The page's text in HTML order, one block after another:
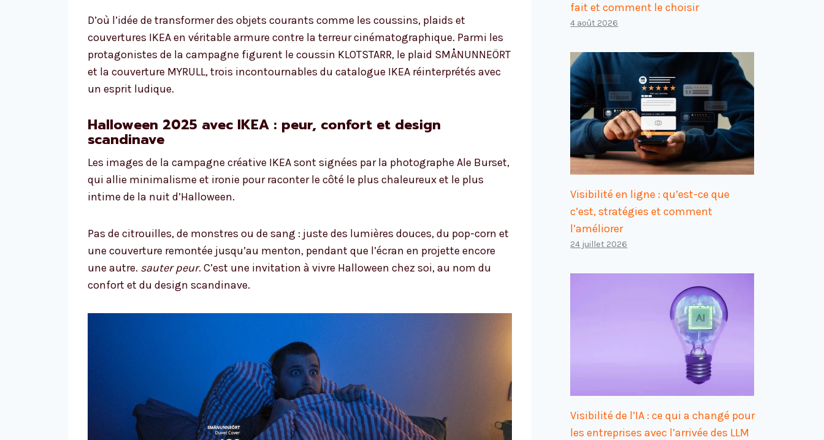
D’où l’idée de transformer des objets courants comme les coussins, plaids et
couvertures IKEA en véritable armure contre la terreur cinématographique. Parmi les
protagonistes de la campagne figurent le coussin KLOTSTARR, le plaid SMÅNUNNEÖRT
et la couverture MYRULL, trois incontournables du catalogue IKEA réinterprétés avec
un esprit ludique.
Halloween 2025 avec IKEA : peur, confort et design
scandinave
Les images de la campagne créative IKEA sont signées par la photographe Ale Burset,
qui allie minimalisme et ironie pour raconter le côté le plus chaleureux et le plus
intime de la nuit d’Halloween.
Pas de citrouilles, de monstres ou de sang : juste des lumières douces, du pop-corn et
une couverture remontée jusqu’au menton, pendant que l’écran en projette encore
une autre. sauter peur. C’est une invitation à vivre Halloween chez soi, au nom du
confort et du design scandinave.
fait et comment le choisir
4 août 2026
Visibilité en ligne : qu’est-ce que
c’est, stratégies et comment
l’améliorer
24 juillet 2026
Visibilité de l’IA : ce qui a changé pour
les entreprises avec l’arrivée des LLM